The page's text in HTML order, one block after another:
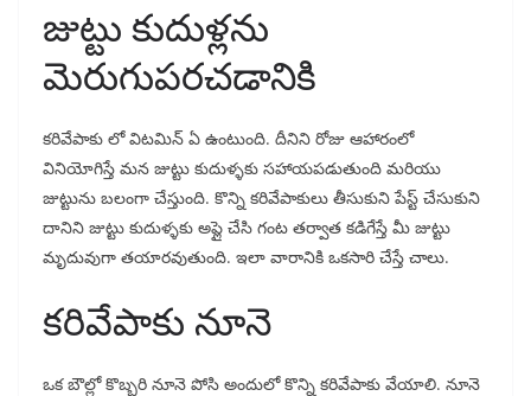
జుట్టు కుదుళ్లను
మెరుగుపరచడానికి
కరివేపాకు లో విటమిన్ ఏ ఉంటుంది. దీనిని రోజు ఆహారంలో
వినియోగిస్తే మన జుట్టు కుదుళ్ళకు సహాయపడుతుంది మరియు
జుట్టును బలంగా చేస్తుంది. కొన్ని కరివేపాకులు తీసుకుని పేస్ట్ చేసుకుని
దానిని జుట్టు కుదుళ్ళకు అప్లై చేసి గంట తర్వాత కడిగేస్తే మీ జుట్టు
మృదువుగా తయారవుతుంది. ఇలా వారానికి ఒకసారి చేస్తే చాలు.
కరివేపాకు నూనె
ఒక బౌల్లో కొబ్బరి నూనె పోసి అందులో కొన్ని కరివేపాకు వేయాలి. నూనె